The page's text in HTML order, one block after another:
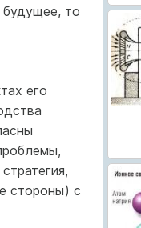
будущее, то
его
стороны) с